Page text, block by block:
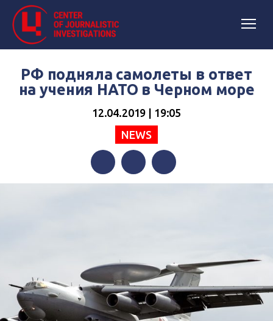
РФ подняла самолеты в ответ
на учения НАТО в Черном море
12.04.2019 | 19:05
NEWS
FacebookTwitterTelegram